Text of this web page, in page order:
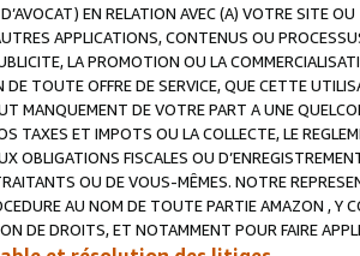
EN RELATION AVEC (A) VOTRE SITE
APPLICATIONS, CONTENUS OU
LA PROMOTION OU LA
TOUTE OFFRE DE SERVICE, QUE CETTE
MANQUEMENT DE VOTRE PART A UNE
TAXES ET IMPOTS OU LA COLLECTE, LE
OBLIGATIONS FISCALES OU
OU DE VOUS-MÊMES. NOTRE
AU NOM DE TOUTE PARTIE AMAZON , Y
DE DROITS, ET NOTAMMENT POUR FAIRE